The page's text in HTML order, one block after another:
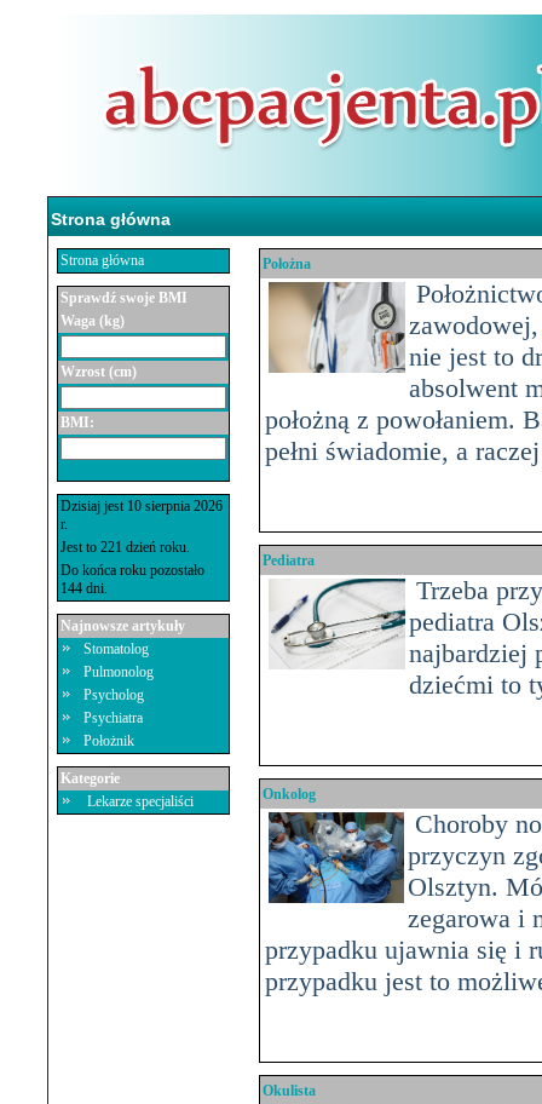
Strona główna
Strona główna
Sprawdź swoje BMI
Waga (kg)
Wzrost (cm)
BMI:
Dzisiaj jest 10 sierpnia 2026
r.
Jest to 221 dzień roku.
Do końca roku pozostało
144 dni.
Najnowsze artykuły
Stomatolog
Pulmonolog
Psycholog
Psychiatra
Położnik
Kategorie
Lekarze specjaliści
Położna
nie jest to
absolwent
położną z powołaniem.
pełni świadomie, a
Pediatra
Trzeba
pediatra
najbardziej
dziećmi to
Onkolog
Choroby
przyczyn
Olsztyn.
zegarowa i
przypadku ujawnia się i
przypadku jest to
Okulista